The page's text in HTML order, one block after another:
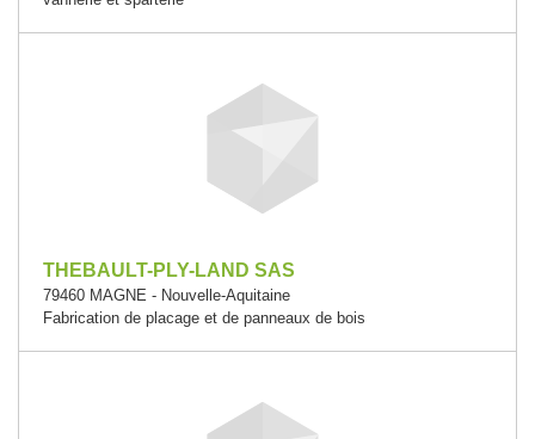
THEBAULT-PLY-LAND SAS
79460 MAGNE - Nouvelle-Aquitaine
Fabrication de placage et de panneaux de bois